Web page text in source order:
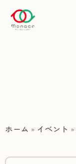
ホーム » イベント »